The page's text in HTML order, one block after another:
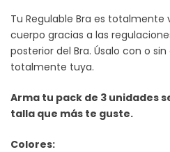
Tu Regulable Bra es totalmente
cuerpo gracias a las
posterior del Bra. Úsalo con o
totalmente tuya.
Arma tu pack de 3 unidades
talla que más te guste.
Colores: